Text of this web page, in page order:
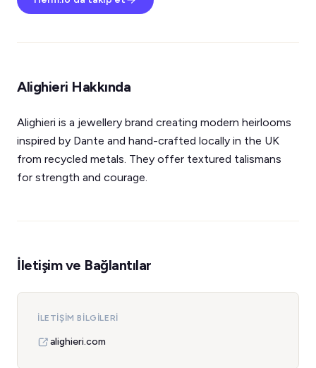
Alighieri Hakkında
Alighieri is a jewellery brand creating modern heirlooms
inspired by Dante and hand-crafted locally in the UK
from recycled metals. They offer textured talismans
for strength and courage.
İletişim ve Bağlantılar
İLETIŞIM BILGILERI
alighieri.com